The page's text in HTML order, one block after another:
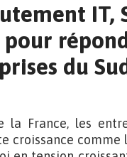
IT,
du
la France, les
croissance comme